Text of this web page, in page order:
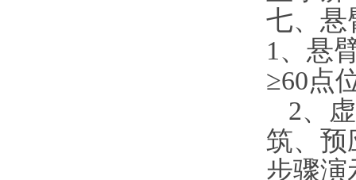
七、悬
1 、悬
≥60点
2、
筑、预
步骤演